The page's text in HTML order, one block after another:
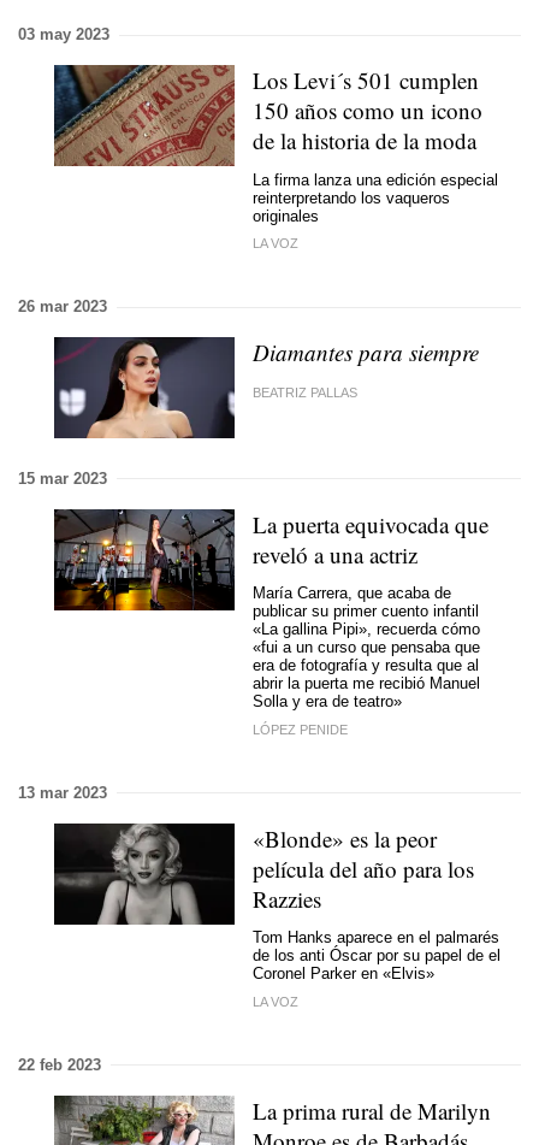
03 may 2023
Los Levi´s 501 cumplen
150 años como un icono
de la historia de la moda
La firma lanza una edición especial
reinterpretando los vaqueros
originales
LA VOZ
26 mar 2023
Diamantes para siempre
BEATRIZ PALLAS
15 mar 2023
La puerta equivocada que
reveló a una actriz
María Carrera, que acaba de
publicar su primer cuento infantil
«La gallina Pipi», recuerda cómo
«fui a un curso que pensaba que
era de fotografía y resulta que al
abrir la puerta me recibió Manuel
Solla y era de teatro»
LÓPEZ PENIDE
13 mar 2023
«Blonde» es la peor
película del año para los
Razzies
Tom Hanks aparece en el palmarés
de los anti Óscar por su papel de el
Coronel Parker en «Elvis»
LA VOZ
22 feb 2023
La prima rural de Marilyn